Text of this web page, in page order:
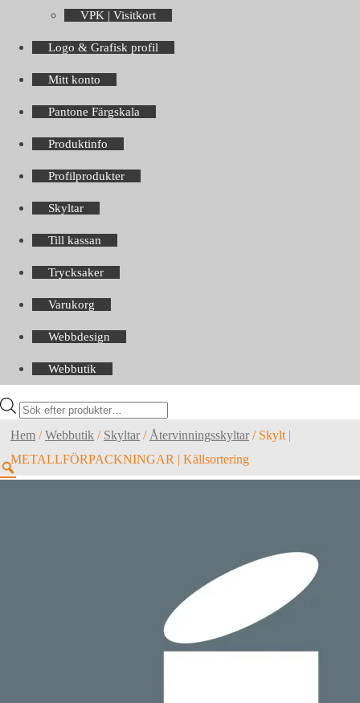
VPK | Visitkort
Logo & Grafisk profil
Mitt konto
Pantone Färgskala
Produktinfo
Profilprodukter
Skyltar
Till kassan
Trycksaker
Varukorg
Webbdesign
Webbutik
Products
Hem /Webbutik / Skyltar / Återvinningsskyltar / Skylt |
METALLFÖRPACKNINGAR | Källsortering